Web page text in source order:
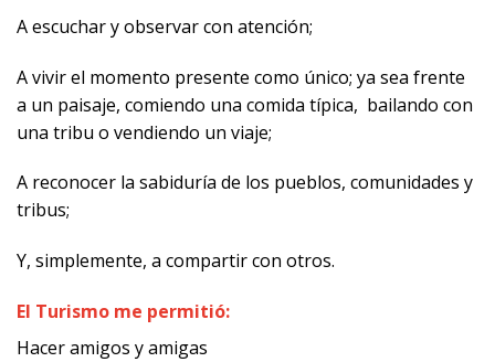
A escuchar y observar con atención;
A vivir el momento presente como único; ya sea frente
a un paisaje, comiendo una comida típica, bailando con
una tribu o vendiendo un viaje;
A reconocer la sabiduría de los pueblos, comunidades y
tribus;
Y, simplemente, a compartir con otros.
El Turismo me permitió:
Hacer amigos y amigas